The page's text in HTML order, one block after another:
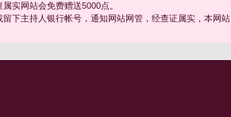
实网站会免费赠送5000点。
下主持人银行帐号，通知网站网管，经查证属实，本网站